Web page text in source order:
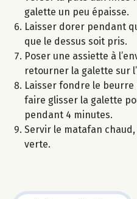
galette un peu épaisse.
Laisser dorer pendant
que le dessus soit pris.
Poser une assiette à
retourner la galette sur
Laisser fondre le
faire glisser la galette
pendant 4 minutes.
Servir le matafan chaud,
verte.